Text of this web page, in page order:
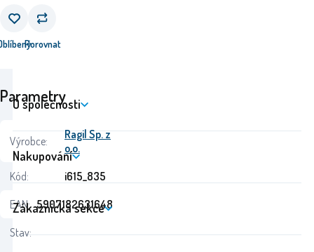
Porovnat
Parametry
Výrobce:
Ragil Sp. z
o.o.
Kód:
i615_835
EAN: 5907182631648
Stav:
O společnosti
Nakupování
Zákaznická sekce